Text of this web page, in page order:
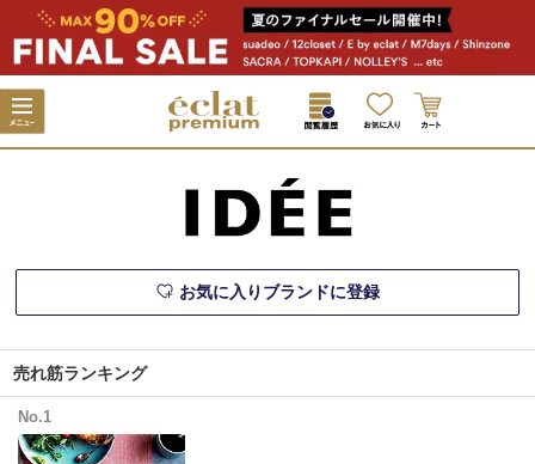
お気に入りブランドに登録
売れ筋ランキング
No.1